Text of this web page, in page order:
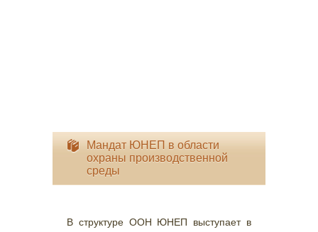
Мандат ЮНЕП в области
охраны производственной
среды
В структуре ООН ЮНЕП выступает в